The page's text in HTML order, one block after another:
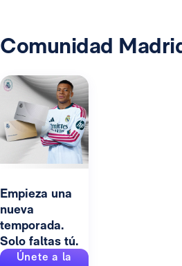
Comunidad
Empieza una
nueva
temporada.
Solo faltas tú.
Únete a la